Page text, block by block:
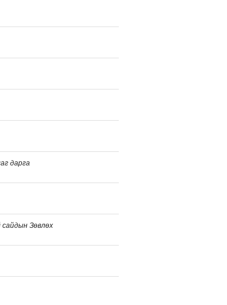
дарга
Зөвлөх